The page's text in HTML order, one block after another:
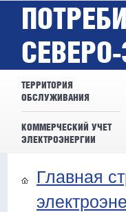
ТЕРРИТОРИЯ
ОБСЛУЖИВАНИЯ
КОММЕРЧЕСКИЙ УЧЕТ
ЭЛЕКТРОЭНЕРГИИ
Главная